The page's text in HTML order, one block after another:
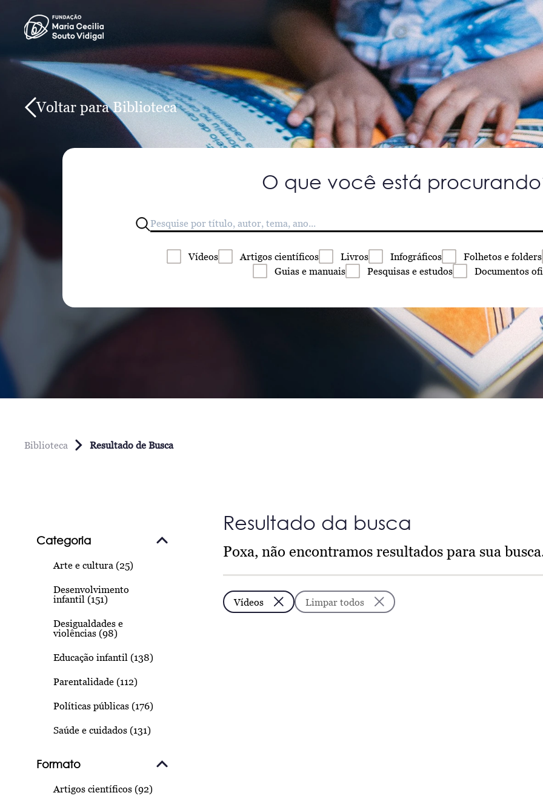
Voltar para Biblioteca
O que você está
Vídeos Artigos científicos Livros Infográficos Folhetos e folders
Guias e manuais Pesquisas e estudos Documentos
Biblioteca Resultado de Busca
Categoria
Arte e cultura (25)
Desenvolvimento
infantil (151)
Desigualdades e
violências (98)
Educação infantil (138)
Parentalidade (112)
Políticas públicas (176)
Saúde e cuidados (131)
Formato
Artigos científicos (92)
Resultado da busca
Poxa, não encontramos resultados para sua
Vídeos Limpar todos